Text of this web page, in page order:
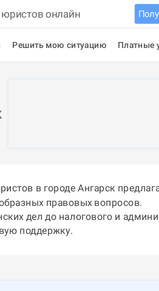
онлайн
Решить мою ситуацию Платные
в городе Ангарск
правовых вопросов.
дел до налогового и
поддержку.